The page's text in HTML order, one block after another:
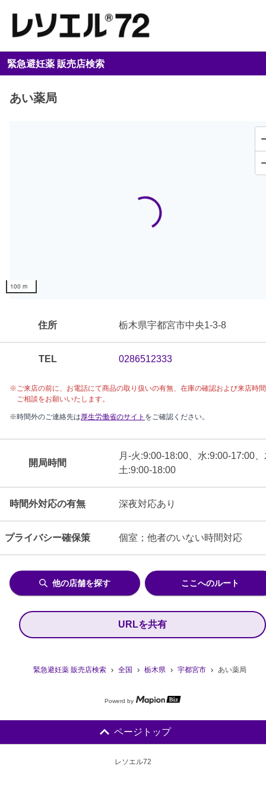
緊急避妊薬 販売店検索 全国 栃木県 宇都宮市 あい薬局
緊急避妊薬 販売店検索
あい薬局
住所 栃木県宇都宮市中央1-3-8
TEL 0286512333
※ご来店の前に、 お電話にて商品の取り扱いの有無、在庫の確認および来店時
ご相談をお願いいたします。
※時間外のご連絡先は厚生労働省のサイト をご確認ください。
開局時間
月-火:9:00-18:00、水:9:00-17:00
土:9:00-18:00
時間外対応の有無 深夜対応あり
プライバシー確保策 個室；他者のいない時間対応
他の店舗を探す ここへのルート
URLを共有
Loading...
100 m
Powerd by
ページトップ
レソエル72